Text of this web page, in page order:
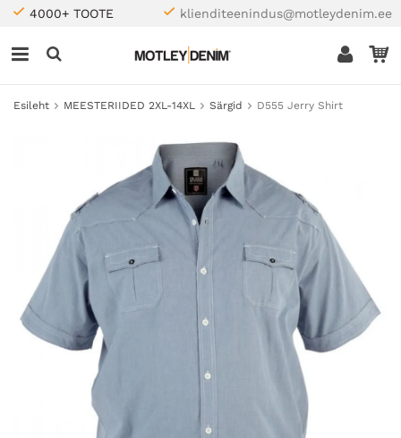
4000+ TOOTE klienditeenindus@motleydenim.ee
Esileht MEESTERIIDED 2XL-14XL Särgid D555 Jerry Shirt